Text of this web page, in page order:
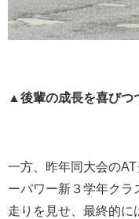
▲後輩の成長を喜びつ
一方、昨年同大会の
ーパワー新３学年クラ
走りを見せ、最終的